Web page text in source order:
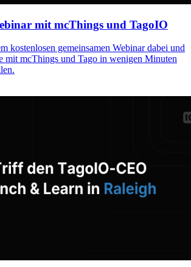
mit mcThings und TagoIO
kostenlosen gemeinsamen Webinar dabei und
mit mcThings und Tago in wenigen Minuten